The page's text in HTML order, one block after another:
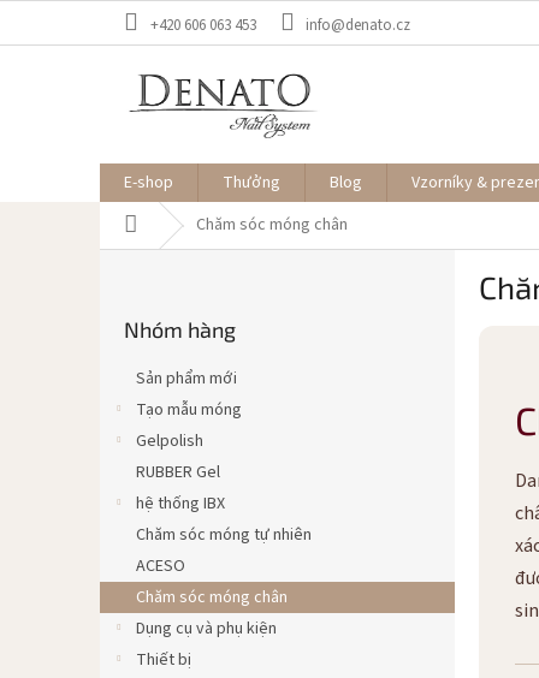
+420 606 063 453 info@denato.cz
E-shop Thưởng Blog Vzorníky &
Trang
chủ
Chăm sóc móng chân
qua
mục
Nhóm hàng
Sản phẩm mới
Tạo mẫu móng
Gelpolish
RUBBER Gel
hệ thống IBX
Chăm sóc móng tự nhiên
ACESO
Chăm sóc móng chân
Dụng cụ và phụ kiện
Thiết bị